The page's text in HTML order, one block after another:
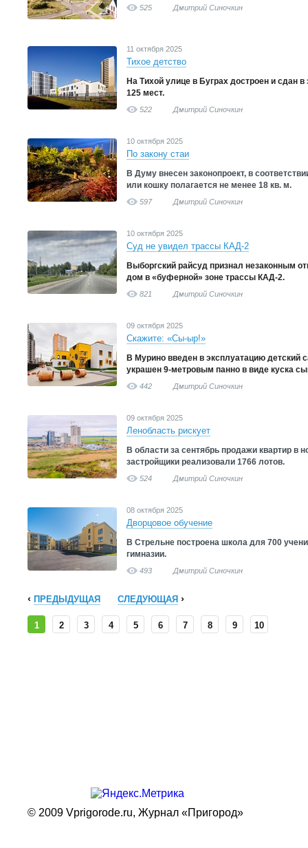
525 Дмитрий Синочкин
11 октября 2025
Тихое детство
На Тихой улице в Буграх достроен и сдан
125 мест.
522 Дмитрий Синочкин
10 октября 2025
По закону стаи
В Думу внесен законопроект, в
или кошку полагается не менее 18 кв. м.
597 Дмитрий Синочкин
10 октября 2025
Суд не увидел трассы КАД-2
Выборгский райсуд признал незаконным
дом в «буферной» зоне трассы КАД-2.
821 Дмитрий Синочкин
09 октября 2025
Скажите: «Сы-ыр!»
В Мурино введен в эксплуатацию детский
украшен 9-метровым панно в виде куска
442 Дмитрий Синочкин
09 октября 2025
Ленобласть рискует
В области за сентябрь продажи квартир в
застройщики реализовали 1766 лотов.
524 Дмитрий Синочкин
08 октября 2025
Дворцовое обучение
В Стрельне построена школа для 700
гимназии.
493 Дмитрий Синочкин
ПРЕДЫДУЩАЯ СЛЕДУЮЩАЯ
1 2 3 4 5 6 7 8 9 10
© 2009 Vprigorode.ru, Журнал «Пригород»